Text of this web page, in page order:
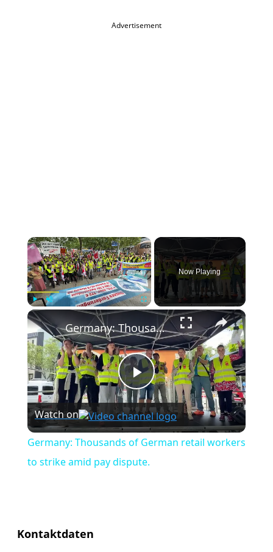
Advertisement
×
Play Fullscreen
Now Playing
×
Play
Video
Germany: Thousands of German retail workers to strike amid pay dispute.
Watch on
Germany: Thousands of German retail workers
to strike amid pay dispute.
Kontaktdaten